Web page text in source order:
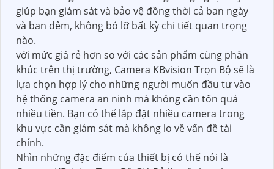
giúp bạn giám sát và bảo vệ đồng thời cả ban ngày
và ban đêm, không bỏ lỡ bất kỳ chi tiết quan trọng
nào.
với mức giá rẻ hơn so với các sản phẩm cùng phân
khúc trên thị trường, Camera KBvision Trọn Bộ sẽ là
lựa chọn hợp lý cho những người muốn đầu tư vào
hệ thống camera an ninh mà không cần tốn quá
nhiều tiền. Bạn có thể lắp đặt nhiều camera trong
khu vực cần giám sát mà không lo về vấn đề tài
chính.
Nhìn những đặc điểm của thiết bị có thể nói là